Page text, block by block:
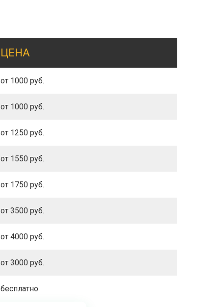
ЦЕНА
от 1000 руб.
от 1000 руб.
от 1250 руб.
от 1550 руб.
от 1750 руб.
от 3500 руб.
от 4000 руб.
от 3000 руб.
бесплатно